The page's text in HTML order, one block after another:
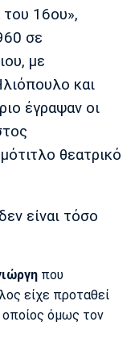
Πανσερραϊκός
Άρσεναλ
του 16ου»,
σε
με
και
έγραψαν οι
θεατρικό
είναι τόσο
που
είχε προταθεί
οποίος όμως τον